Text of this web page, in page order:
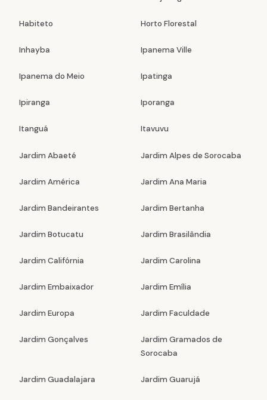
Habiteto Horto Florestal
Inhayba Ipanema Ville
Ipanema do Meio Ipatinga
Ipiranga Iporanga
Itanguá Itavuvu
Jardim Abaeté Jardim Alpes de Sorocaba
Jardim América Jardim Ana Maria
Jardim Bandeirantes Jardim Bertanha
Jardim Botucatu Jardim Brasilândia
Jardim Califórnia Jardim Carolina
Jardim Embaixador Jardim Emília
Jardim Europa Jardim Faculdade
Jardim Gonçalves
Jardim Gramados de
Sorocaba
Jardim Guadalajara Jardim Guarujá